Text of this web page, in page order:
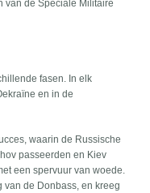
van de Speciale Militaire
fasen. In elk
en in de
waarin de Russische
passeerden en Kiev
een spervuur van woede.
van de Donbass, en kreeg